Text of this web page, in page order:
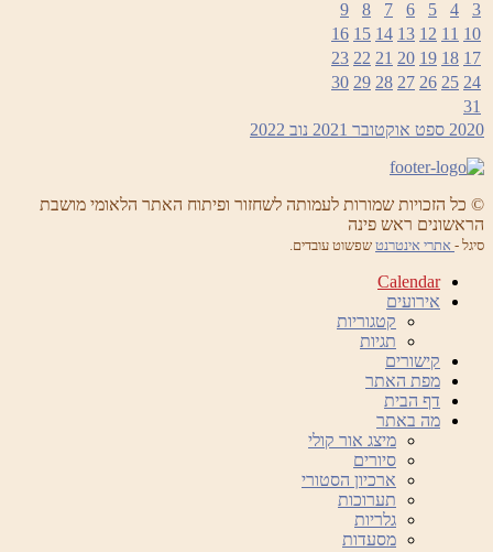
3
4
5
6
7
8
9
10
11
12
13
14
15
16
17
18
19
20
21
22
23
24
25
26
27
28
29
30
31
2020 ספט אוקטובר 2021 נוב 2022
© כל הזכויות שמורות לעמותה לשחזור ופיתוח האתר הלאומי מושבת
הראשונים ראש פינה
סיגל - אתרי אינטרנט שפשוט עובדים.
Calendar
אירועים
קטגוריות
תגיות
קישורים
מפת האתר
דף הבית
מה באתר
מיצג אור קולי
סיורים
ארכיון הסטורי
תערוכות
גלריות
מסעדות